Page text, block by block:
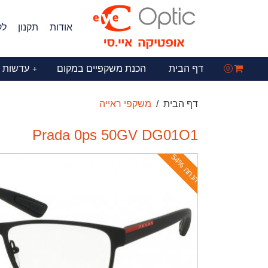
אודות תקנון
0 דף הבית הכנת משקפיים במקום עדשות +
דף הבית משקפי ראייה
Prada 0ps 50GV DG01O1
ה
נ
ח
ה
5
4
%